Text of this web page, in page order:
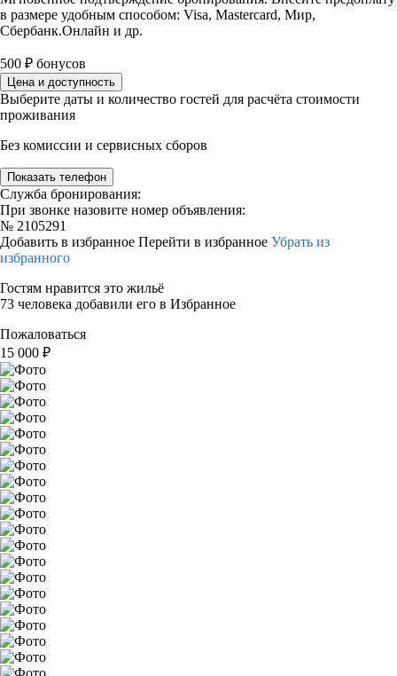
в размере удобным способом: Visa, Mastercard, Мир,
Сбербанк.Онлайн и др.
500 ₽ бонусов
Цена и доступность
Выберите даты и количество гостей для расчёта стоимости
проживания
Без комиссии и сервисных сборов
Показать телефон
Служба бронирования:
При звонке назовите номер объявления:
№ 2105291
Добавить в избранное Перейти в избранное Убрать из
избранного
Гостям нравится это жильё
73 человека добавили его в Избранное
Пожаловаться
15 000 ₽